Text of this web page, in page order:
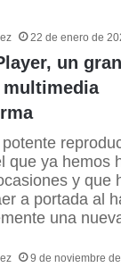
22 de enero de
un gran
que ya hemos
y que
a portada al
una
9 de noviembre